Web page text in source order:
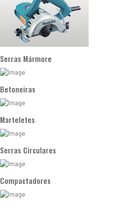
Serras Mármore
Betoneiras
Marteletes
Serras Circulares
Compactadores